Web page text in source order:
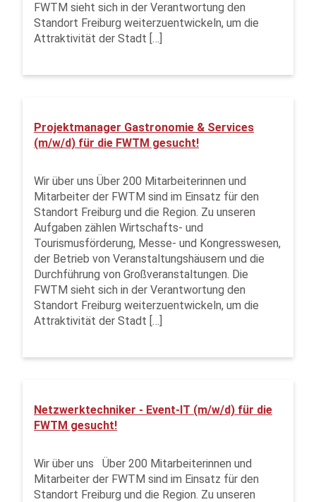
FWTM sieht sich in der Verantwortung den
Standort Freiburg weiterzuentwickeln, um die
Attraktivität der Stadt […]
Projektmanager Gastronomie & Services
(m/w/d) für die FWTM gesucht!
Wir über uns Über 200 Mitarbeiterinnen und
Mitarbeiter der FWTM sind im Einsatz für den
Standort Freiburg und die Region. Zu unseren
Aufgaben zählen Wirtschafts- und
Tourismusförderung, Messe- und Kongresswesen,
der Betrieb von Veranstaltungshäusern und die
Durchführung von Großveranstaltungen. Die
FWTM sieht sich in der Verantwortung den
Standort Freiburg weiterzuentwickeln, um die
Attraktivität der Stadt […]
Netzwerktechniker - Event-IT (m/w/d) für die
FWTM gesucht!
Wir über uns Über 200 Mitarbeiterinnen und
Mitarbeiter der FWTM sind im Einsatz für den
Standort Freiburg und die Region. Zu unseren